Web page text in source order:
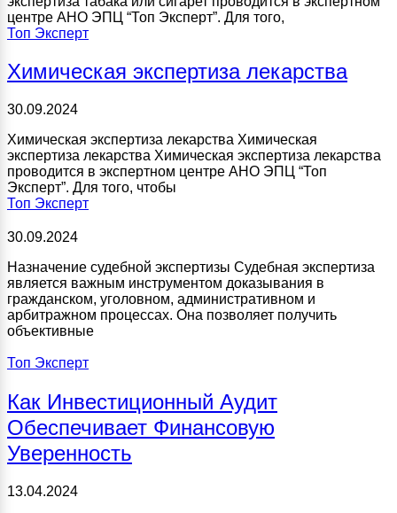
центре АНО ЭПЦ “Топ Эксперт”. Для того,
Топ Эксперт
Химическая экспертиза лекарства
30.09.2024
Химическая экспертиза лекарства Химическая
экспертиза лекарства Химическая экспертиза лекарства
проводится в экспертном центре АНО ЭПЦ “Топ
Эксперт”. Для того, чтобы
Топ Эксперт
30.09.2024
Назначение судебной экспертизы Судебная экспертиза
является важным инструментом доказывания в
гражданском, уголовном, административном и
арбитражном процессах. Она позволяет получить
объективные
Топ Эксперт
Как Инвестиционный Аудит
Обеспечивает Финансовую
Уверенность
13.04.2024